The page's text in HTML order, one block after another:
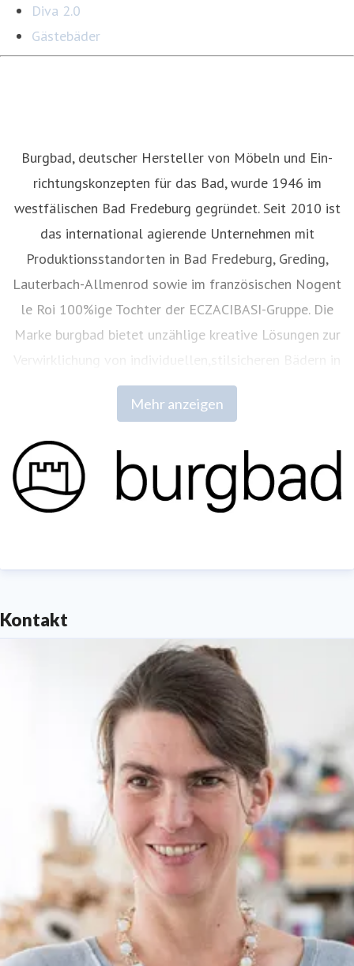
Diva 2.0
Gästebäder
Burgbad, deutscher Hersteller von Möbeln und Ein­
richtungskonzepten für das Bad, wurde 1946 im
westfälischen Bad Fredeburg gegründet. Seit 2010 ist
das international agierende Unternehmen mit
Produktionsstandorten in Bad Fredeburg, Greding,
Lauterbach-Allmenrod sowie im französischen Nogent
le Roi 100%ige Tochter der ECZACIBASI­-Gruppe. Die
Marke burgbad bietet unzählige kreative Lösungen zur
Verwirklichung von individuellen,stilsicheren Bädern in
hoher ästhetischer und technischer
Qualität.www.burgbad.com
Mehr anzeigen
Kontakt